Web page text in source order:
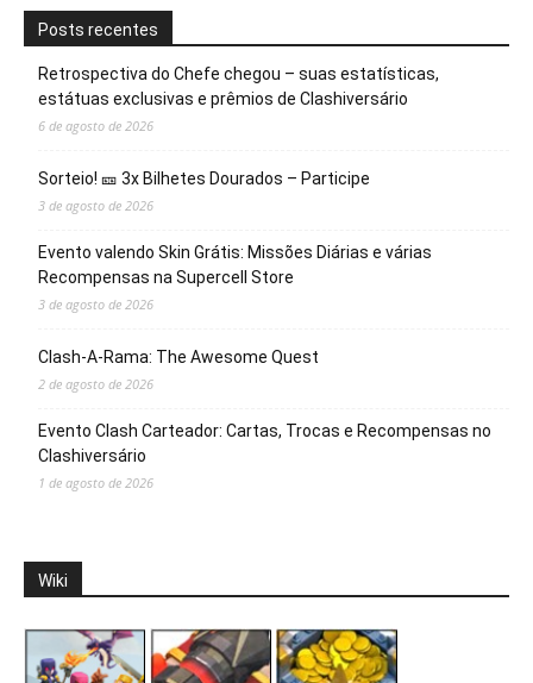
Posts recentes
Retrospectiva do Chefe chegou – suas estatísticas,
estátuas exclusivas e prêmios de Clashiversário
6 de agosto de 2026
Sorteio! 🎫 3x Bilhetes Dourados – Participe
3 de agosto de 2026
Evento valendo Skin Grátis: Missões Diárias e várias
Recompensas na Supercell Store
3 de agosto de 2026
Clash-A-Rama: The Awesome Quest
2 de agosto de 2026
Evento Clash Carteador: Cartas, Trocas e Recompensas no
Clashiversário
1 de agosto de 2026
Wiki